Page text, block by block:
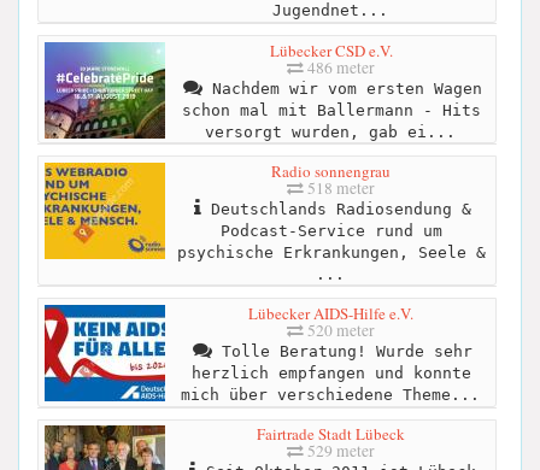
Jugendnet...
Lübecker CSD e.V.
486 meter
Nachdem wir vom ersten Wagen
schon mal mit Ballermann - Hits
versorgt wurden, gab ei...
Radio sonnengrau
518 meter
Deutschlands Radiosendung &
Podcast-Service rund um
psychische Erkrankungen, Seele &
...
Lübecker AIDS-Hilfe e.V.
520 meter
Tolle Beratung! Wurde sehr
herzlich empfangen und konnte
mich über verschiedene Theme...
Fairtrade Stadt Lübeck
529 meter